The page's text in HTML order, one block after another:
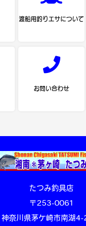
渡船用釣りエサについて
お問い合わせ
たつみ釣具店
〒253-0061
神奈川県茅ケ崎市南湖